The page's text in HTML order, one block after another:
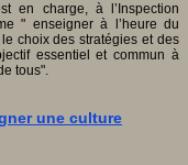
en charge, à l’Inspection
" enseigner à l’heure du
choix des stratégies et des
essentiel et commun à
tous".
une culture